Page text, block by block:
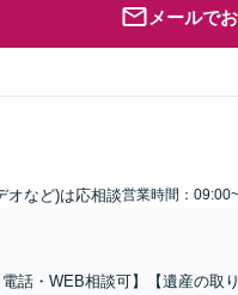
メールで
オなど)は応相談営業時間：
話・WEB相談可】【遺産の取